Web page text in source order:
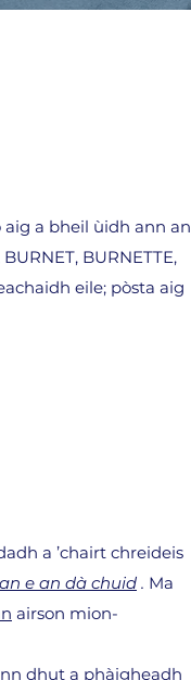
a bheil ùidh ann an
BURNETTE,
eile; pòsta aig
a ’chairt chreideis
e an dà chuid . Ma
airson mion-
dhut a phàigheadh